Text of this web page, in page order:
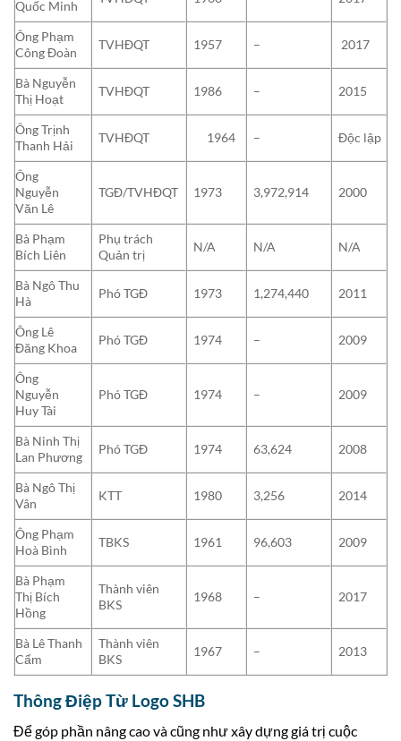
Quốc Minh
Ông Phạm
Công Đoàn
TVHĐQT 1957 – 2017
Bà Nguyễn
Thị Hoạt
TVHĐQT 1986 – 2015
Ông Trịnh
Thanh Hải
TVHĐQT 1964 – Độc lập
Ông
Nguyễn
Văn Lê
TGĐ/TVHĐQT 1973 3,972,914 2000
Bà Phạm
Bích Liên
Phụ trách
Quản trị
N/A N/A N/A
Bà Ngô Thu
Hà
Phó TGĐ 1973 1,274,440 2011
Ông Lê
Đăng Khoa
Phó TGĐ 1974 – 2009
Ông
Nguyễn
Huy Tài
Phó TGĐ 1974 – 2009
Bà Ninh Thị
Lan Phương
Phó TGĐ 1974 63,624 2008
Bà Ngô Thị
Vân
KTT 1980 3,256 2014
Ông Phạm
Hoà Bình
TBKS 1961 96,603 2009
Bà Phạm
Thị Bích
Hồng
Thành viên
BKS
1968 – 2017
Bà Lê Thanh
Cẩm
Thành viên
BKS
1967 – 2013
Thông Điệp Từ Logo SHB
Để góp phần nâng cao và cũng như xây dựng giá trị cuộc